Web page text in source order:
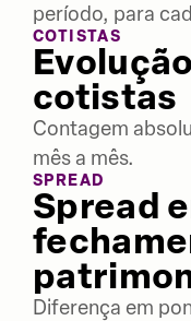
período, para
COTISTAS
cotistas
Contagem
mês a mês.
SPREAD
Spread
Diferença em